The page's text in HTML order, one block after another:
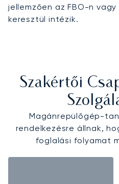
jellemzően az FBO-n
keresztül intézik.
Szakértői
Magánrepülőgép-
rendelkezésre állnak,
foglalási folyamat